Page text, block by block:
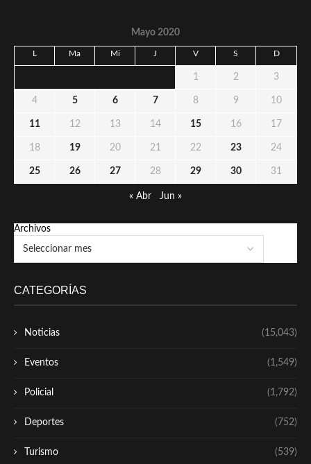
Mayo 2020
L Ma Mi J V S D
1 2 3
4 5 6 7 8 9 10
11 12 13 14 15 16 17
18 19 20 21 22 23 24
25 26 27 28 29 30 31
« Abr Jun »
Archivos
CATEGORÍAS
Noticias (15,043)
Eventos (1,549)
Policial (1,792)
Deportes (752)
Turismo (539)